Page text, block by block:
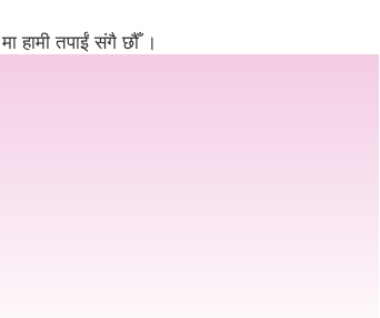
मा हामी तपाईं संगै छौँ ।